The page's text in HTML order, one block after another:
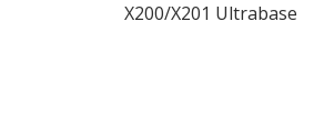
X200/X201 Ultrabase